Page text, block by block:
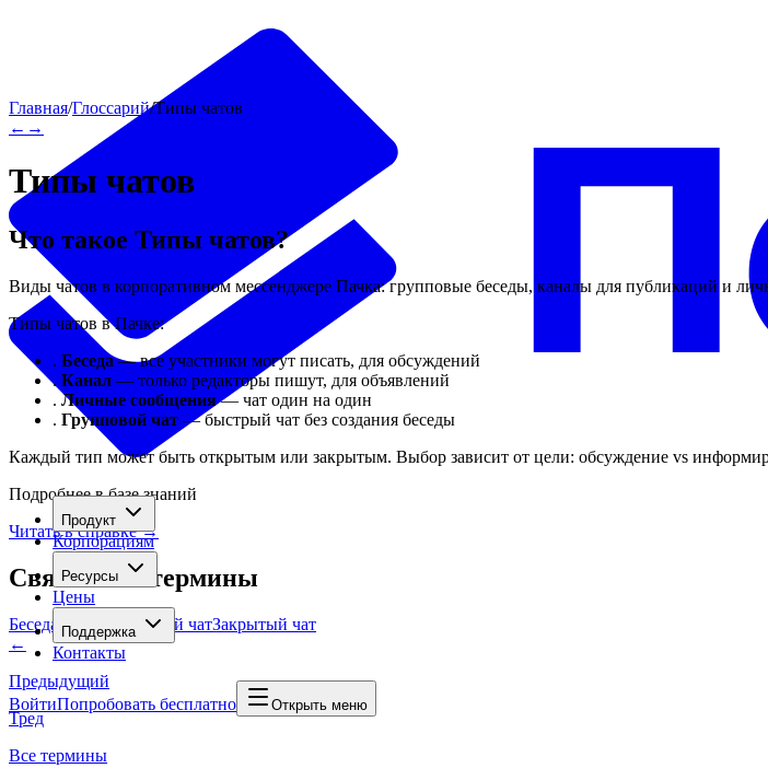
Продукт
Корпорациям
Ресурсы
Цены
Поддержка
Контакты
ВойтиПопробовать бесплатно Открыть меню
Главная/Глоссарий/Типы чатов
← →
Типы чатов
Что такое Типы чатов?
Виды чатов в корпоративном мессенджере Пачка: групповые беседы, каналы для публикаций и
Типы чатов в Пачке:
. Беседа— все участники могут писать, для обсуждений
. Канал — только редакторы пишут, для объявлений
. Личные сообщения— чат один на один
. Групповой чат — быстрый чат без создания беседы
Каждый тип может быть открытым или закрытым. Выбор зависит от цели: обсуждение vs
Подробнее в базе знаний
Читать в справке →
Связанные термины
Беседа Канал Открытый чатЗакрытый чат
←
Предыдущий
Тред
Все термины